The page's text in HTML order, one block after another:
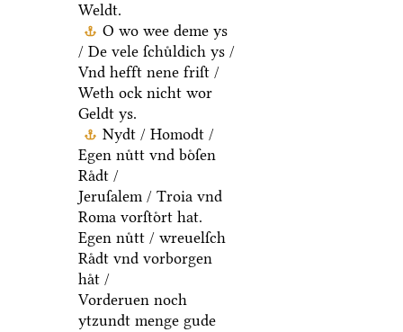
Weldt.
O wo wee deme ys
/ De vele ſchuͤldich ys /
Vnd hefft nene friſt /
Weth ock nicht wor
Geldt ys.
Nydt / Homodt /
Egen nuͤtt vnd boͤſen
Raͤdt /
Jeruſalem / Troia vnd
Roma vorſtoͤrt hat.
Egen nuͤtt / wreuelſch
Raͤdt vnd vorborgen
haͤt /
Vorderuen noch
ytzundt menge gude